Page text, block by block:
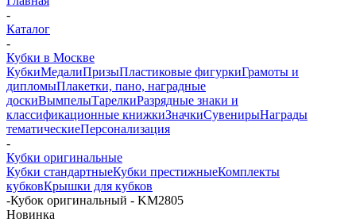
-
Каталог
-
Кубки в Москве
КубкиМедалиПризыПластиковые фигуркиГрамоты и
дипломыПлакетки, пано, наградные
доскиВымпелыТарелкиРазрядные знаки и
классификационные книжкиЗначкиСувенирыНаграды
тематическиеПерсонализация
-
Кубки оригинальные
Кубки стандартныеКубки престижныеКомплекты
кубковКрышки для кубков
-Кубок оригинальный - KM2805
Новинка